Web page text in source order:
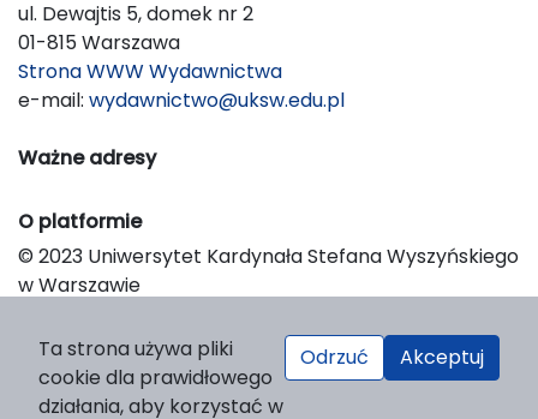
ul. Dewajtis 5, domek nr 2
01-815 Warszawa
Strona WWW Wydawnictwa
e-mail: wydawnictwo@uksw.edu.pl
Ważne adresy
O platformie
© 2023 Uniwersytet Kardynała Stefana Wyszyńskiego
w Warszawie
Platform & Workflow by OJS/PKP
Ta strona używa pliki
cookie dla prawidłowego
działania, aby korzystać w
Odrzuć Akceptuj